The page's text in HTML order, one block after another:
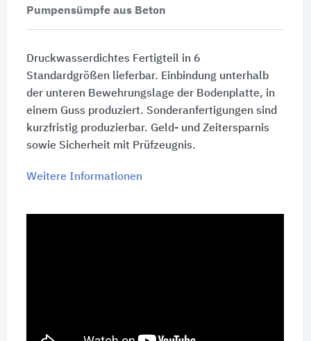
Pumpensümpfe aus Beton
Druckwasserdichtes Fertigteil in 6
Standardgrößen lieferbar. Einbindung unterhalb
der unteren Bewehrungslage der Bodenplatte, in
einem Guss produziert. Sonderanfertigungen sind
kurzfristig produzierbar. Geld- und Zeitersparnis
sowie Sicherheit mit Prüfzeugnis.
Weitere Informationen